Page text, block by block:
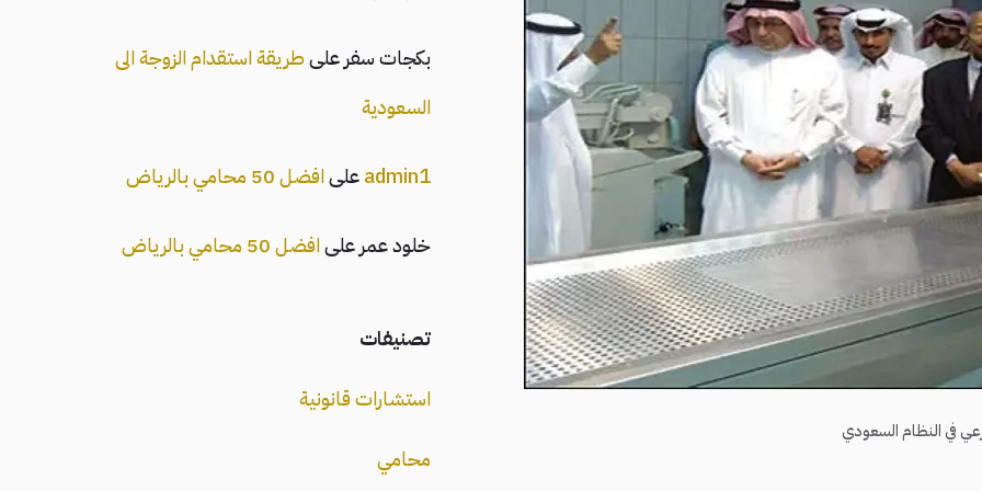
في النظام السعودي
بكجات سفر علىطريقة استقدام الزوجة الى
السعودية
admin1علىافضل 50 محامي بالرياض
خلود عمر علىافضل 50 محامي بالرياض
تصنيفات
استشارات قانونية
محامي